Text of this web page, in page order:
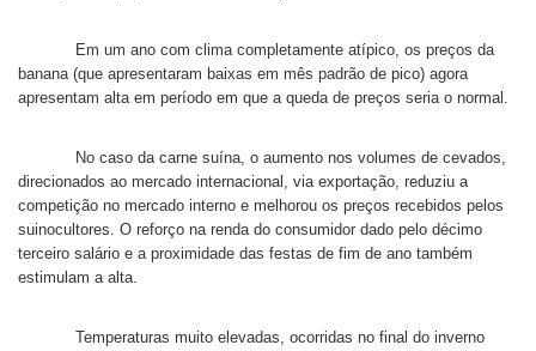
Em um ano com clima completamente atípico, os preços da
banana (que apresentaram baixas em mês padrão de pico) agora
apresentam alta em período em que a queda de preços seria o normal.
No caso da carne suína, o aumento nos volumes de cevados,
direcionados ao mercado internacional, via exportação, reduziu a
competição no mercado interno e melhorou os preços recebidos pelos
suinocultores. O reforço na renda do consumidor dado pelo décimo
terceiro salário e a proximidade das festas de fim de ano também
estimulam a alta.
Temperaturas muito elevadas, ocorridas no final do inverno